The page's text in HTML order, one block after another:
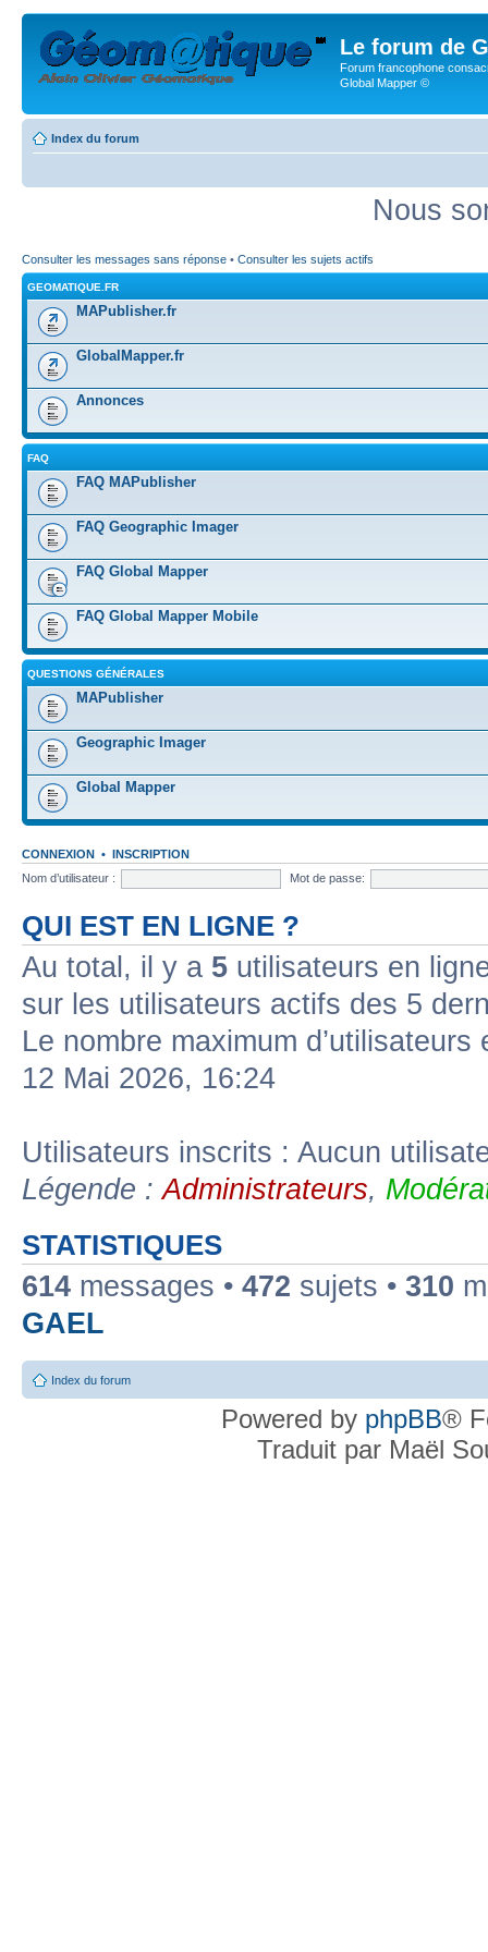
Le forum de
Forum francophone
Global Mapper ©
Index du forum
Nous
Consulter les messages sans réponse • Consulter les sujets actifs
GEOMATIQUE.FR
MAPublisher.fr
GlobalMapper.fr
Annonces
FAQ
FAQ MAPublisher
FAQ Geographic Imager
FAQ Global Mapper
FAQ Global Mapper Mobile
QUESTIONS GÉNÉRALES
MAPublisher
Geographic Imager
Global Mapper
CONNEXION • INSCRIPTION
Nom d’utilisateur :
Mot de passe:
QUI EST EN LIGNE ?
Au total, il y a 5 utilisateurs en
sur les utilisateurs actifs des 5
Le nombre maximum
12 Mai 2026, 16:24
Utilisateurs inscrits : Aucun
Légende :Administrateurs,
STATISTIQUES
614 messages • 472 sujets • 310
GAEL
Index du forum
Powered by phpBB®
Traduit par Maël